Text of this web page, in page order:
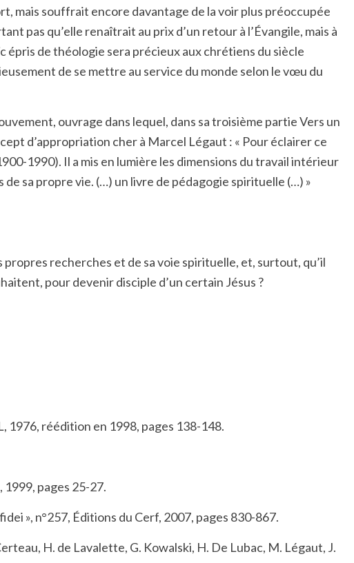
mais souffrait encore davantage de la voir plus préoccupée
pas qu’elle renaîtrait au prix d’un retour à l’Évangile, mais à
épris de théologie sera précieux aux chrétiens du siècle
de se mettre au service du monde selon le vœu du
ouvrage dans lequel, dans sa troisième partie Vers un
d’appropriation cher à Marcel Légaut : « Pour éclairer ce
1990). Il a mis en lumière les dimensions du travail intérieur
sa propre vie. (…) un livre de pédagogie spirituelle (…) »
propres recherches et de sa voie spirituelle, et, surtout, qu’il
pour devenir disciple d’un certain Jésus ?
1976, réédition en 1998, pages 138-148.
pages 25-27.
», n°257, Éditions du Cerf, 2007, pages 830-867.
H. de Lavalette, G. Kowalski, H. De Lubac, M. Légaut, J.